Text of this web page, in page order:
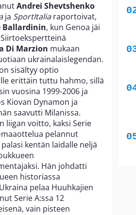
Andrei Shevtshenko
ja SportItaliaraportoivat,
Ballardinin, kun Genoa jäi
Di Marzion mukaan
ukrainalaislegendan.
sisältyy optio
erittäin tuttu hahmo, sillä
vuosina 1999-2006 ja
Kiovan Dynamon ja
saavutti Milanissa.
liigan voitto, kaksi Serie
maaottelua pelannut
kentän laidalle neljä
Hän johdatti
historiassa
pelaa Huuhkajien
Serie A:ssa 12
vain pisteen